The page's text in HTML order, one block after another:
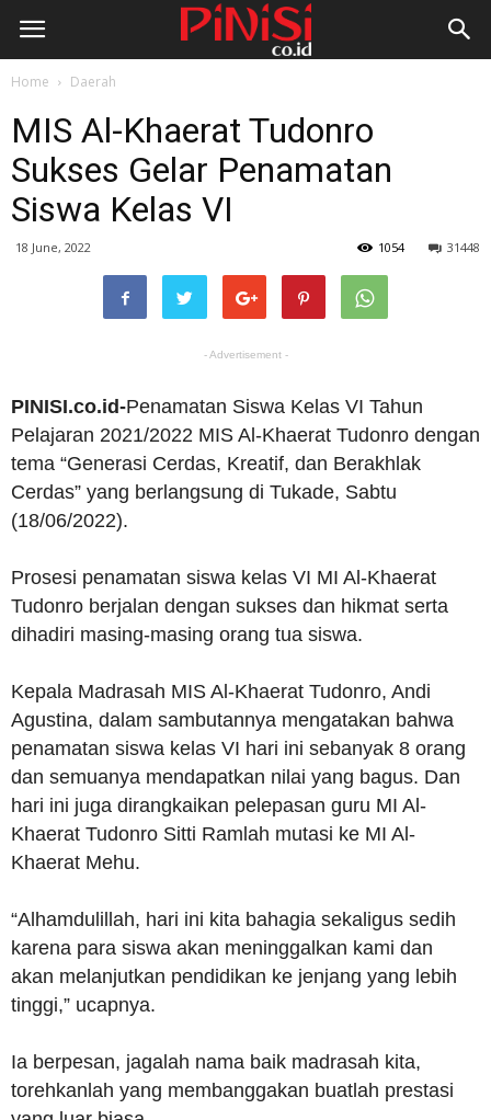
Home Daerah
MIS Al-Khaerat Tudonro
Sukses Gelar Penamatan
Siswa Kelas VI
18 June, 2022 31448
1054
- Advertisement -
PINISI.co.id-Penamatan Siswa Kelas VI Tahun
Pelajaran 2021/2022 MIS Al-Khaerat Tudonro dengan
tema “Generasi Cerdas, Kreatif, dan Berakhlak
Cerdas” yang berlangsung di Tukade, Sabtu
(18/06/2022).
Prosesi penamatan siswa kelas VI MI Al-Khaerat
Tudonro berjalan dengan sukses dan hikmat serta
dihadiri masing-masing orang tua siswa.
Kepala Madrasah MIS Al-Khaerat Tudonro, Andi
Agustina, dalam sambutannya mengatakan bahwa
penamatan siswa kelas VI hari ini sebanyak 8 orang
dan semuanya mendapatkan nilai yang bagus. Dan
hari ini juga dirangkaikan pelepasan guru MI Al-
Khaerat Tudonro Sitti Ramlah mutasi ke MI Al-
Khaerat Mehu.
“Alhamdulillah, hari ini kita bahagia sekaligus sedih
karena para siswa akan meninggalkan kami dan
akan melanjutkan pendidikan ke jenjang yang lebih
tinggi,” ucapnya.
Ia berpesan, jagalah nama baik madrasah kita,
torehkanlah yang membanggakan buatlah prestasi